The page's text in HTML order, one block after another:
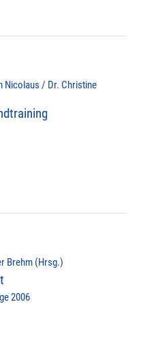
Nicolaus / Dr. Christine
Brehm (Hrsg.)
2006